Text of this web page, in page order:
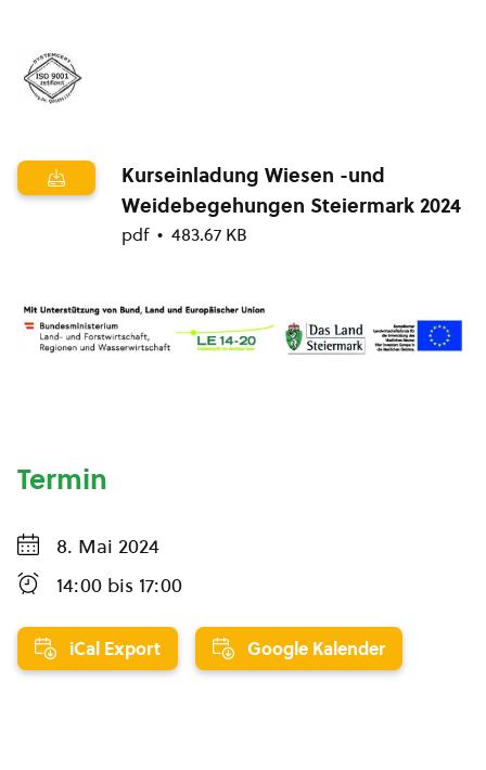
Kurseinladung Wiesen -und
Weidebegehungen Steiermark 2024
pdf 483.67 KB
Termin
8. Mai 2024
14:00 bis 17:00
iCal Export Google Kalender